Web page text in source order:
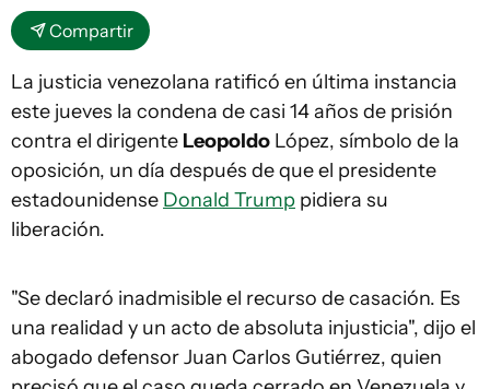
Compartir
La justicia venezolana ratificó en última instancia
este jueves la condena de casi 14 años de prisión
contra el dirigente Leopoldo López, símbolo de la
oposición, un día después de que el presidente
estadounidense Donald Trump pidiera su
liberación.
"Se declaró inadmisible el recurso de casación. Es
una realidad y un acto de absoluta injusticia", dijo el
abogado defensor Juan Carlos Gutiérrez, quien